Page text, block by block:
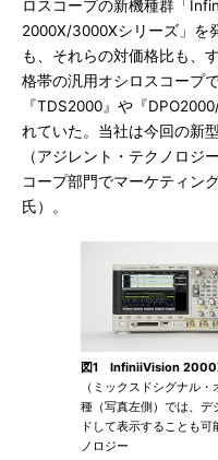
ロスコープの新機種群「
2000X/3000Xシリーズ」を
も、それらの対価格比も、
格帯の汎用オシロスコープ
『TDS2000』や『
れていた。当社は今回の新
（アジレント・テクノロジ
コープ部門でマーケティン
氏）。
図1 InfiniiVision
（ミックスドシグナル
種（写真左側）では、デ
ドして表示することも
ノロジー